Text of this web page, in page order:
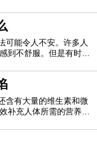
小块可以弄到碎一点方
的）3.准备适量的瘦肉
里面5.把泡溶解的
可能令人不安。许多人
到不舒服。但是有时不
找症状的原因。您可以
护人员进行。在以上任
是相同的。这是灌
含有大量的维生素和微
补充人体所需的营养，
馅的饺子也是一种美味
的饺子怎么才能好吃